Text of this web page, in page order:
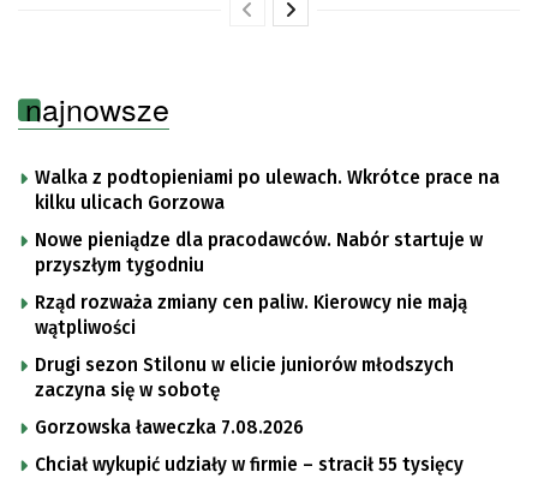
najnowsze
Walka z podtopieniami po ulewach. Wkrótce prace na
kilku ulicach Gorzowa
Nowe pieniądze dla pracodawców. Nabór startuje w
przyszłym tygodniu
Rząd rozważa zmiany cen paliw. Kierowcy nie mają
wątpliwości
Drugi sezon Stilonu w elicie juniorów młodszych
zaczyna się w sobotę
Gorzowska ławeczka 7.08.2026
Chciał wykupić udziały w firmie – stracił 55 tysięcy